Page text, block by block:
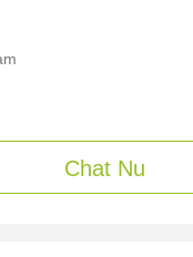
Chat Nu